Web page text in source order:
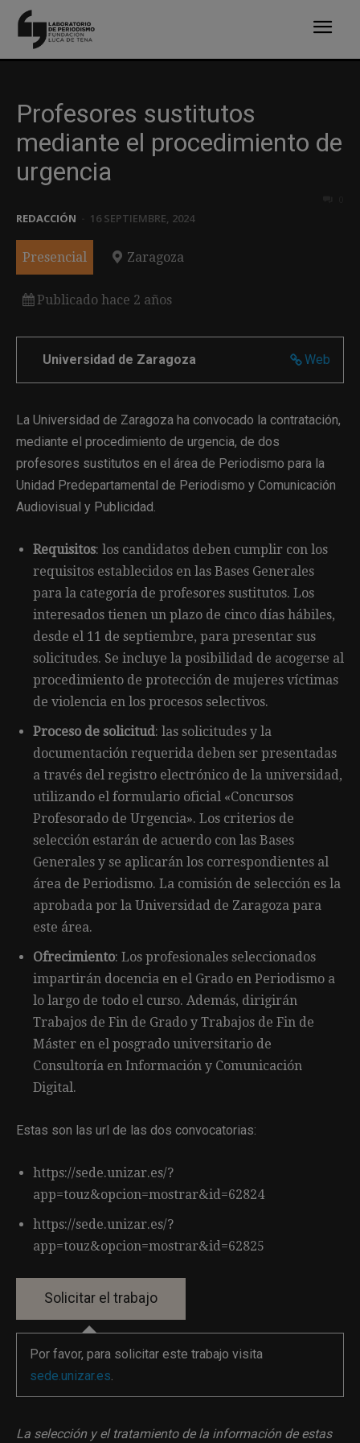
Profesores sustitutos
mediante el procedimiento de
urgencia
REDACCIÓN 16 SEPTIEMBRE, 2024
Presencial Zaragoza
Publicado hace 2 años
Web
Universidad de Zaragoza
La Universidad de Zaragoza ha convocado la contratación,
mediante el procedimiento de urgencia, de dos
profesores sustitutos en el área de Periodismo para la
Unidad Predepartamental de Periodismo y Comunicación
Audiovisual y Publicidad.
Requisitos: los candidatos deben cumplir con los
requisitos establecidos en las Bases Generales
para la categoría de profesores sustitutos. Los
interesados tienen un plazo de cinco días hábiles,
desde el 11 de septiembre, para presentar sus
solicitudes. Se incluye la posibilidad de acogerse al
procedimiento de protección de mujeres víctimas
de violencia en los procesos selectivos.
Proceso de solicitud: las solicitudes y la
documentación requerida deben ser presentadas
a través del registro electrónico de la universidad,
utilizando el formulario oficial «Concursos
Profesorado de Urgencia». Los criterios de
selección estarán de acuerdo con las Bases
Generales y se aplicarán los correspondientes al
área de Periodismo. La comisión de selección es la
aprobada por la Universidad de Zaragoza para
este área.
Ofrecimiento: Los profesionales seleccionados
impartirán docencia en el Grado en Periodismo a
lo largo de todo el curso. Además, dirigirán
Trabajos de Fin de Grado y Trabajos de Fin de
Máster en el posgrado universitario de
Consultoría en Información y Comunicación
Digital.
Estas son las url de las dos convocatorias:
https://sede.unizar.es/?
app=touz&opcion=mostrar&id=62824
https://sede.unizar.es/?
app=touz&opcion=mostrar&id=62825
Por favor, para solicitar este trabajo visita
sede.unizar.es.
La selección y el tratamiento de la información de estas